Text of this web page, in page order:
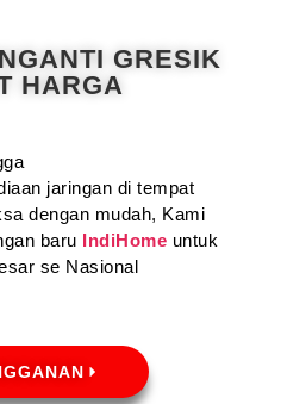
GRESIK
HARGA
jaringan di tempat
dengan mudah, Kami
baru IndiHome untuk
se Nasional